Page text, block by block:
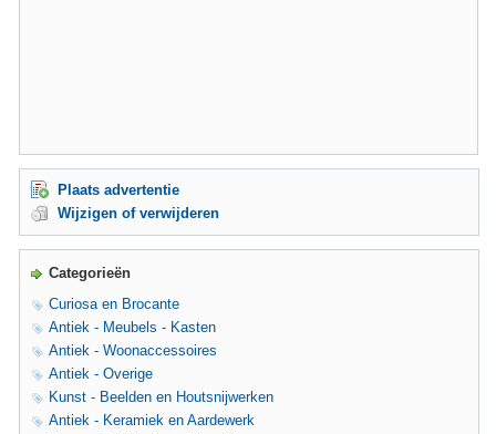
Plaats advertentie
Wijzigen of verwijderen
Categorieën
Curiosa en Brocante
Antiek - Meubels - Kasten
Antiek - Woonaccessoires
Antiek - Overige
Kunst - Beelden en Houtsnijwerken
Antiek - Keramiek en Aardewerk